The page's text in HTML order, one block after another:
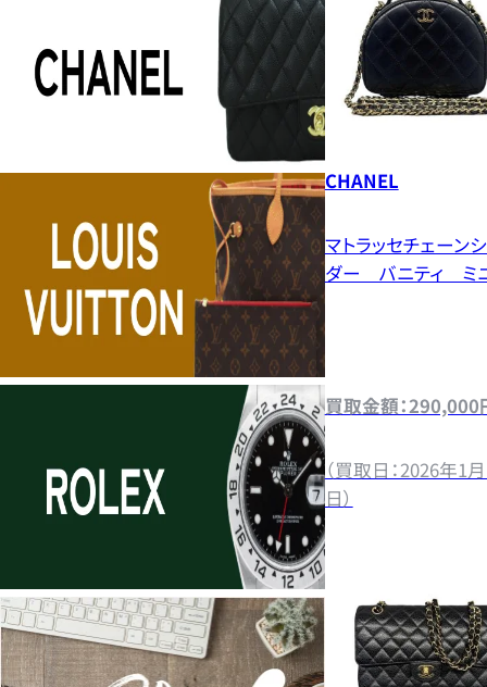
CHANEL
マトラッセチェーン
ダー バニティ ミ
買取金額：290,000
（買取日：2026年1
日）